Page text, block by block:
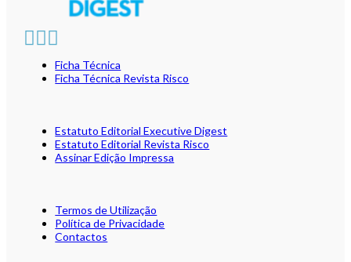
Ficha Técnica
Ficha Técnica Revista Risco
Estatuto Editorial Executive Digest
Estatuto Editorial Revista Risco
Assinar Edição Impressa
Termos de Utilização
Política de Privacidade
Contactos